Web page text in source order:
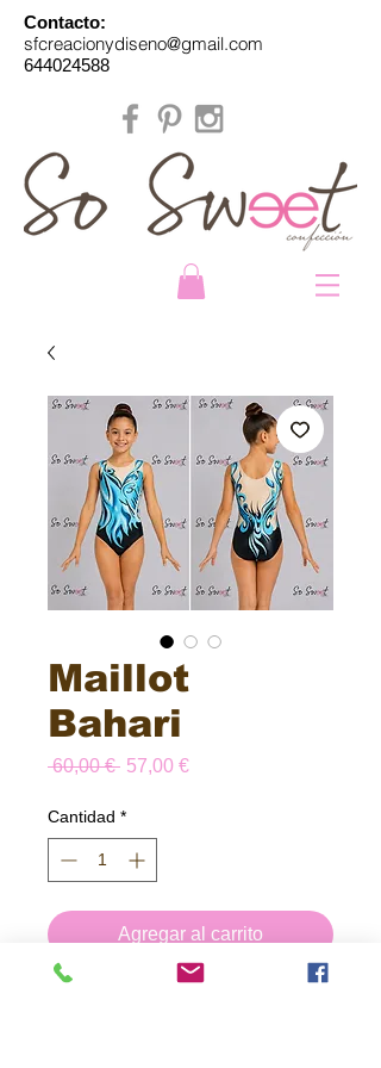
Contacto:
sfcreacionydiseno@gmail.com
644024588
Maillot
Bahari
60,00 € Precio
57,00 €Precio
Cantidad *
Agregar al carrito